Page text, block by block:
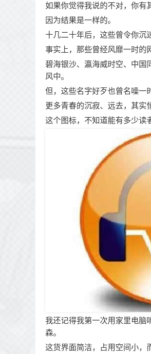
如果你觉得我说的不对，你有
因为结果是一样的。
十几二十年后，这些曾令你沉
事实上，那些曾经风靡一时的
碧海银沙、瀛海威时空、中国
风中。
但，这些名字好歹也曾名噪一
更多青春的沉寂、远去，其实
这个图标，不知道能有多少读
我还记得我第一次用家里电脑
森。
这货界面简洁，占用空间小，